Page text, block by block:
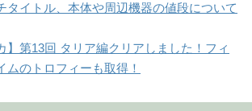
タイトル、本体や周辺機器の値段について
】第13回 タリア編クリアしました！フィ
ムのトロフィーも取得！